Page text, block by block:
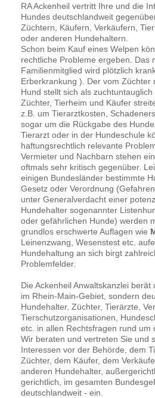
RA Ackenheil vertritt Ihre und die
Hundes deutschlandweit
Züchtern, Käufern, Verkäufern,
oder anderen Hundehaltern.
Schon beim Kauf eines Welpen
rechtliche Probleme ergeben. Das
Familienmitglied wird plötzlich
Erberkrankung ). Der vom Züchter
Hund stellt sich als zuchtuntauglich
Züchter, Tierheim und Käufer
z.B. um Tierarztkosten,
sogar um die Rückgabe des
Tierarzt oder in der Hundeschule
haftungsrechtlich relevante
Vermieter und Nachbarn stehen
oftmals sehr kritisch gegenüber.
einigen Bundesländer bestimmte
Gesetz oder Verordnung
unter Generalverdacht einer
Hundehalter sogenannter
oder gefährlichen Hunde) werden
grundlos erschwerte Auflagen wie
Leinenzwang, Wesenstest etc.
Hundehaltung an sich birgt
Problemfelder.
Die Ackenheil Anwaltskanzlei
im Rhein-Main-Gebiet, sondern
Hundehalter, Züchter, Tierärzte,
Tierschutzorganisationen,
etc. in allen Rechtsfragen rund um
Wir beraten und vertreten Sie und
Interessen vor der Behörde, dem
Züchter, dem Käufer, dem
anderen Hundehalter,
gerichtlich, im gesamten
deutschlandweit - ein.